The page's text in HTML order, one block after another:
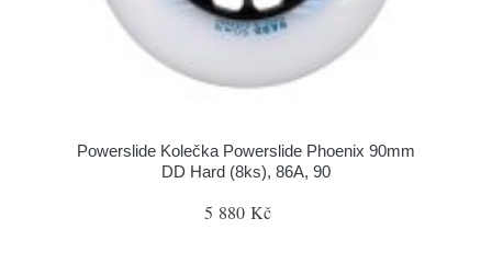
Powerslide Kolečka Powerslide Phoenix 90mm
DD Hard (8ks), 86A, 90
5 880 Kč